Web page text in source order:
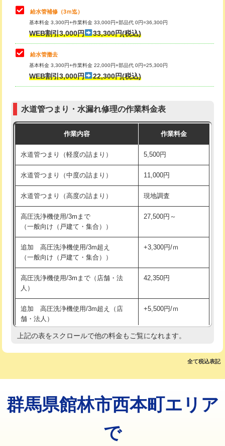
マス交換（土の掘削・埋め戻し作業）
マス交換（深さ50㎝未満）
マス交換（深さ50㎝以上）
コンクリート斫り（厚さ10㎝まで）
モルタル補修（厚さ10㎝超え） 38,500円
洗面台設置 38,500円
化粧台設置 22,000円
追加人工 16,500円
廃棄・処分 現場見積
※給水管工事は20mmまでの価格です。
理・調整・分解・加工など（中作業）
止水・漏水調査・防水処理・清掃・修
理・調整・分解・加工など（重作業）
33,000円
その他部品の脱着
交換・取付（タンク）
式）)
式・ワンホール）)
交換・取付(排水栓・排水トラップ
22,000円+材料費
持込商品取付（混合水栓）
持込商品取付（浄水器・分岐水栓） 16,500円
業）
排水管工事（追加 排水管工事/3ｍ超
え）
マス交換（土の掘削・埋め戻し作業） 11,000円~
マス交換（深さ50㎝以上） 66,000円
コンクリート斫り（厚さ10㎝超え）
給水管補修（3ｍ迄）
基本料金 3,300円+作業料金 33,000円+部品代 0円=36,300円
WEB割引3,000円 33,300円(税込)
給水管撤去
基本料金 3,300円+作業料金 22,000円+部品代 0円=25,300円
WEB割引3,000円 22,300円(税込)
水道管つまり・水漏れ修理の作業料金表
作業内容 作業料金
水道管つまり（軽度の詰まり） 5,500円
水道管つまり（中度の詰まり） 11,000円
水道管つまり（高度の詰まり） 現地調査
高圧洗浄機使用/3mまで
（一般向け（戸建て・集合））
27,500円～
追加 高圧洗浄機使用/3m超え
（一般向け（戸建て・集合））
+3,300円/ｍ
高圧洗浄機使用/3mまで（店舗・法
人）
42,350円
追加 高圧洗浄機使用/3m超え（店
舗・法人）
+5,500円/ｍ
高度高圧洗浄換 現地調査
トーラー機使用/3mまで 33,000円
追加トーラー機使用/3m超え +3,300円
上記の表をスクロールで他の料金もご覧になれます。
全て税込表記
群馬県館林市西本町エリア
で